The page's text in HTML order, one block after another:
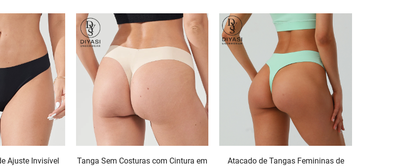
Ajuste Invisível
Tanga Sem Costuras com Cintura em
Atacado de Tangas Femininas de